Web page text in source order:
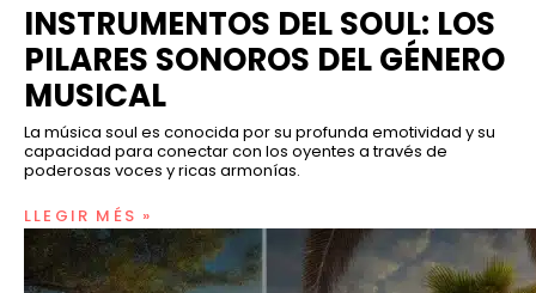
INSTRUMENTOS DEL SOUL: LOS
PILARES SONOROS DEL GÉNERO
MUSICAL
La música soul es conocida por su profunda emotividad y su
capacidad para conectar con los oyentes a través de
poderosas voces y ricas armonías.
LLEGIR MÉS »